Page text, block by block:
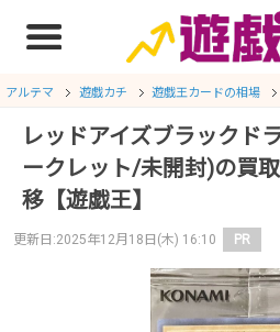
アルテマ 遊戯カチ 遊戯王カードの相場
レッドアイズブラックド
ークレット/未開封)の買
移【遊戯王】
更新日:2025年12月18日(木) 16:10 PR